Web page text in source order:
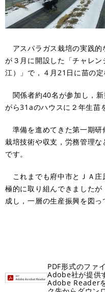
アスパラガス栽培の実践的
が３月に開設した「チャレ
江）」で，４月21日に苗の定
関係者約40名が参加し，
がら31aのハウスに２年生苗
準備を進めてきた第一期研
栽培技術や収支，労務管理
です。
これまでも府中市とＪＡ庄
極的に取り組んできました
成し，一層の生産振興を図っ
PDF形式のファ
Adobe社が提供
Adobe Reader